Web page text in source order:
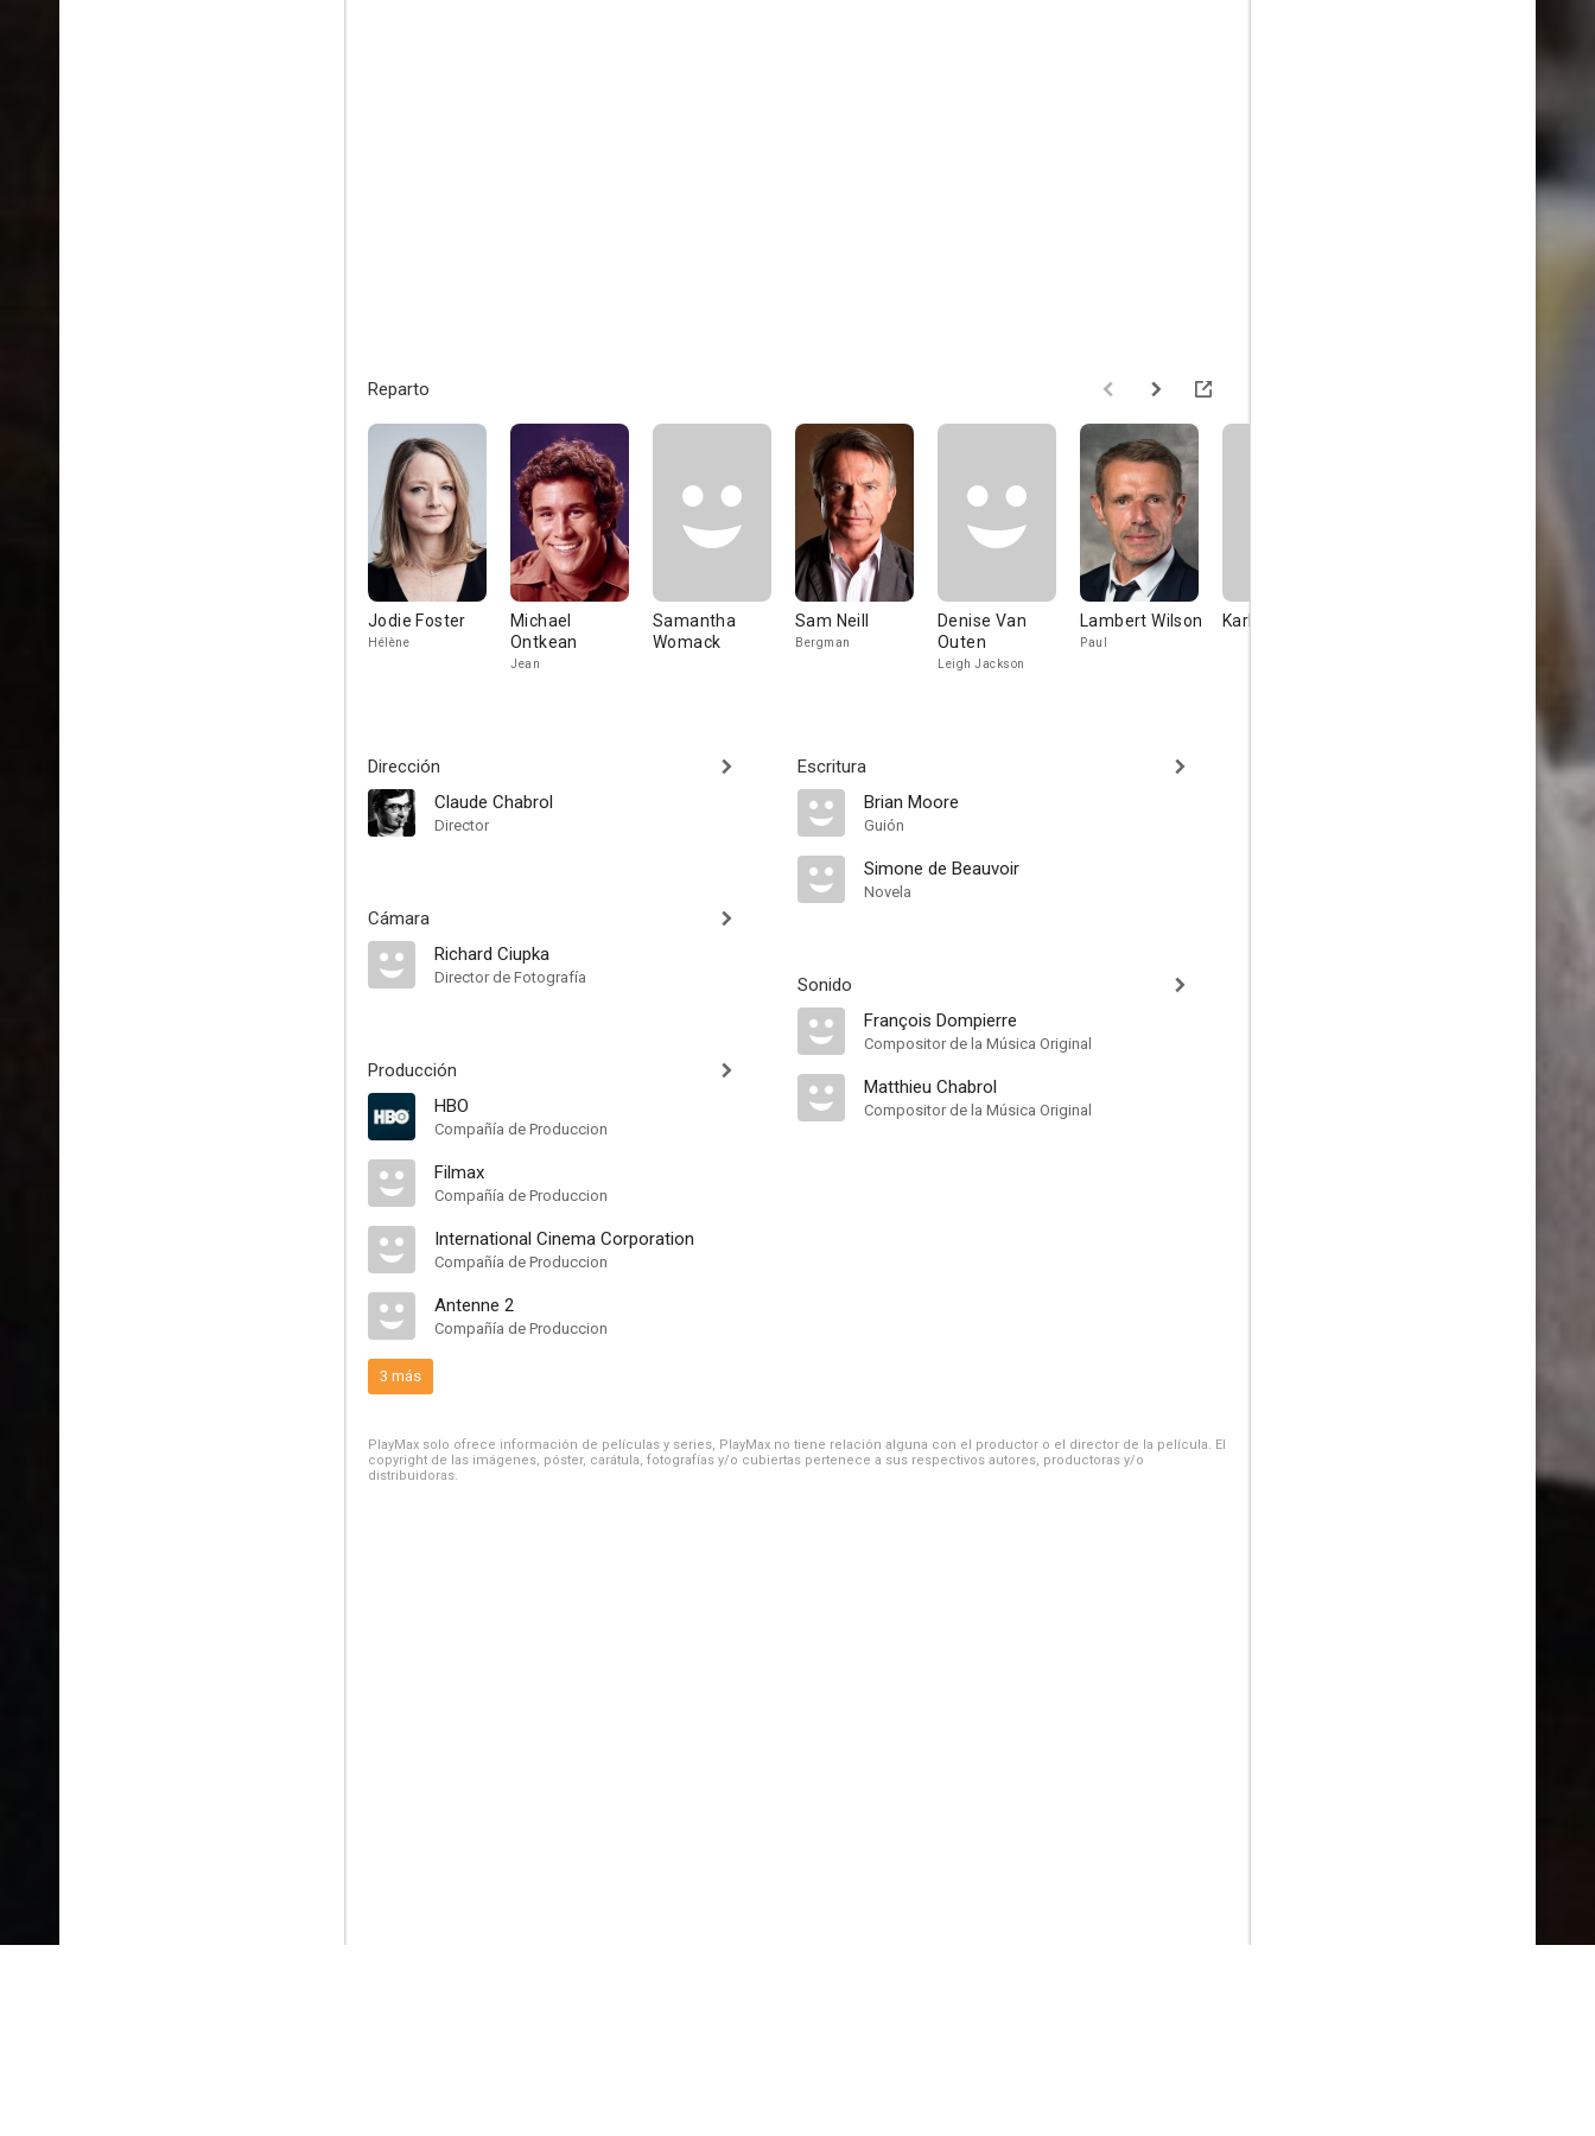
Reparto
Jodie Foster
Hélène
Michael
Ontkean
Jean
Samantha
Womack
Sam Neill
Bergman
Denise Van
Outen
Leigh Jackson
Lambert Wilson
Paul
Karl Howman
Dirección
Claude Chabrol
Director
Cámara
Richard Ciupka
Director de Fotografía
Producción
HBO
Compañía de Produccion
Filmax
Compañía de Produccion
International Cinema Corporation
Compañía de Produccion
Antenne 2
Compañía de Produccion
3 más
Escritura
Brian Moore
Guión
Simone de Beauvoir
Novela
Sonido
François Dompierre
Compositor de la Música Original
Matthieu Chabrol
Compositor de la Música Original
PlayMax solo ofrece información de películas y series, PlayMax no tiene relación alguna con el productor o el director de la película. El
copyright de las imágenes, póster, carátula, fotografías y/o cubiertas pertenece a sus respectivos autores, productoras y/o
distribuidoras.